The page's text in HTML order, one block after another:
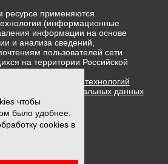
применяются
(информационные
информации на основе
и анализа сведений,
пользователей сети
на территории Российской
технологий
обработки персональных данных
cookie
чтобы
было удобнее.
cookies в